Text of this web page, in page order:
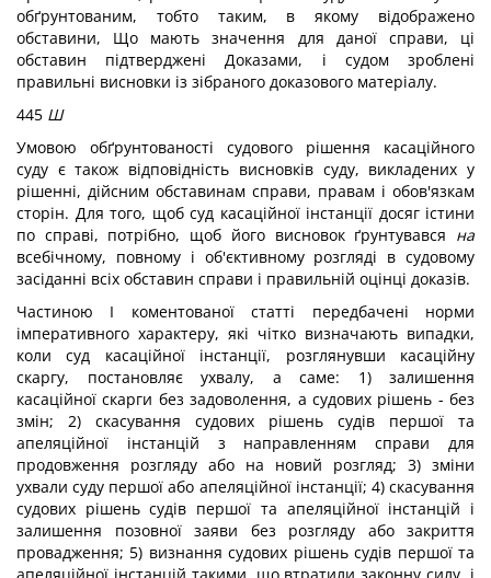
обґрунтованим, тобто таким, в якому відображено
обставини, Що мають значення для даної справи, ці
обставин підтверджені Доказами, і судом зроблені
правильні висновки із зібраного доказового матеріалу.
445 Ш
Умовою обґрунтованості судового рішення касаційного
суду є також відповідність висновків суду, викладених у
рішенні, дійсним обставинам справи, правам і обов'язкам
сторін. Для того, щоб суд касаційної інстанції досяг істини
по справі, потрібно, щоб його висновок ґрунтувався на
всебічному, повному і об'єктивному розгляді в судовому
засіданні всіх обставин справи і правильній оцінці доказів.
Частиною І коментованої статті передбачені норми
імперативного характеру, які чітко визначають випадки,
коли суд касаційної інстанції, розглянувши касаційну
скаргу, постановляє ухвалу, а саме: 1) залишення
касаційної скарги без задоволення, а судових рішень - без
змін; 2) скасування судових рішень судів першої та
апеляційної інстанцій з направленням справи для
продовження розгляду або на новий розгляд; 3) зміни
ухвали суду першої або апеляційної інстанції; 4) скасування
судових рішень судів першої та апеляційної інстанцій і
залишення позовної заяви без розгляду або закриття
провадження; 5) визнання судових рішень судів першої та